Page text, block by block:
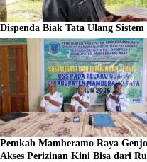
Dispenda Biak Tata Ulang
Pemkab Mamberamo Raya
Akses Perizinan Kini Bisa dari